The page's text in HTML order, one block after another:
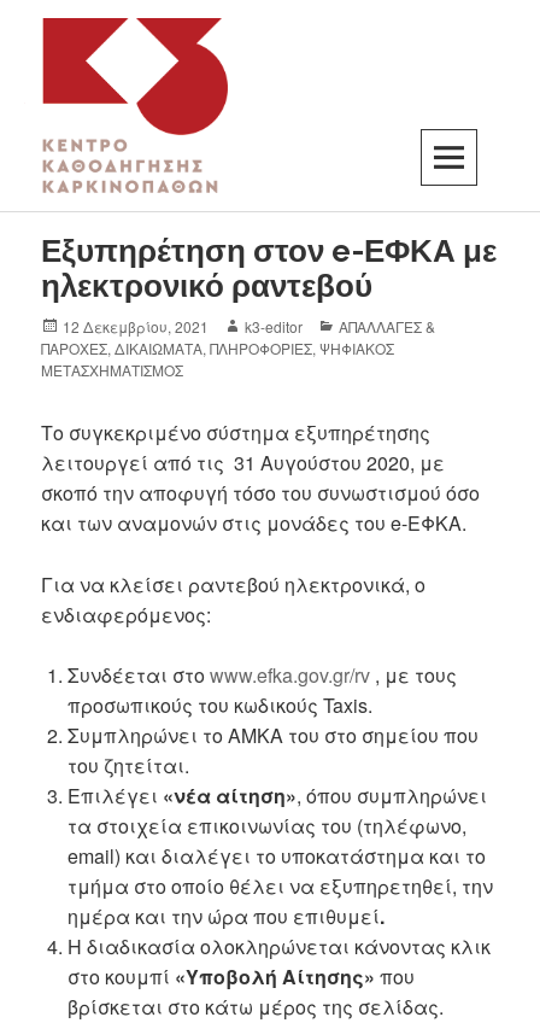
K3
ΚΕΝΤΡΟ ΚΑΘΟΔΗΓΗΣΗΣ ΚΑΡΚΙΝΟΠΑΘΩΝ
Εξυπηρέτηση στον e-ΕΦΚΑ με
ηλεκτρονικό ραντεβού
12 Δεκεμβρίου, 2021 k3-editor
ΑΠΑΛΛΑΓΕΣ &
ΠΑΡΟΧΕΣ,ΔΙΚΑΙΩΜΑΤΑ,ΠΛΗΡΟΦΟΡΙΕΣ,ΨΗΦΙΑΚΟΣ
ΜΕΤΑΣΧΗΜΑΤΙΣΜΟΣ
Το συγκεκριμένο σύστημα εξυπηρέτησης
λειτουργεί από τις 31 Αυγούστου 2020, με
σκοπό την αποφυγή τόσο του συνωστισμού όσο
και των αναμονών στις μονάδες του e-ΕΦΚΑ.
Για να κλείσει ραντεβού ηλεκτρονικά, ο
ενδιαφερόμενος:
Συνδέεται στοwww.efka.gov.gr/rv, με τους
προσωπικούς του κωδικούς Taxis.
Συμπληρώνει το ΑΜΚΑ του στο σημείου που
του ζητείται.
Επιλέγει «νέα αίτηση», όπου συμπληρώνει
τα στοιχεία επικοινωνίας του (τηλέφωνο,
email) και διαλέγει το υποκατάστημα και το
τμήμα στο οποίο θέλει να εξυπηρετηθεί, την
ημέρα και την ώρα που επιθυμεί.
Η διαδικασία ολοκληρώνεται κάνοντας κλικ
στο κουμπί «Υποβολή Αίτησης» που
βρίσκεται στο κάτω μέρος της σελίδας.